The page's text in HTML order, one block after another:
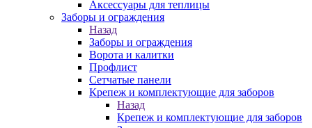
Аксессуары для теплицы
Заборы и ограждения
Назад
Заборы и ограждения
Ворота и калитки
Профлист
Сетчатые панели
Крепеж и комплектующие для заборов
Назад
Крепеж и комплектующие для заборов